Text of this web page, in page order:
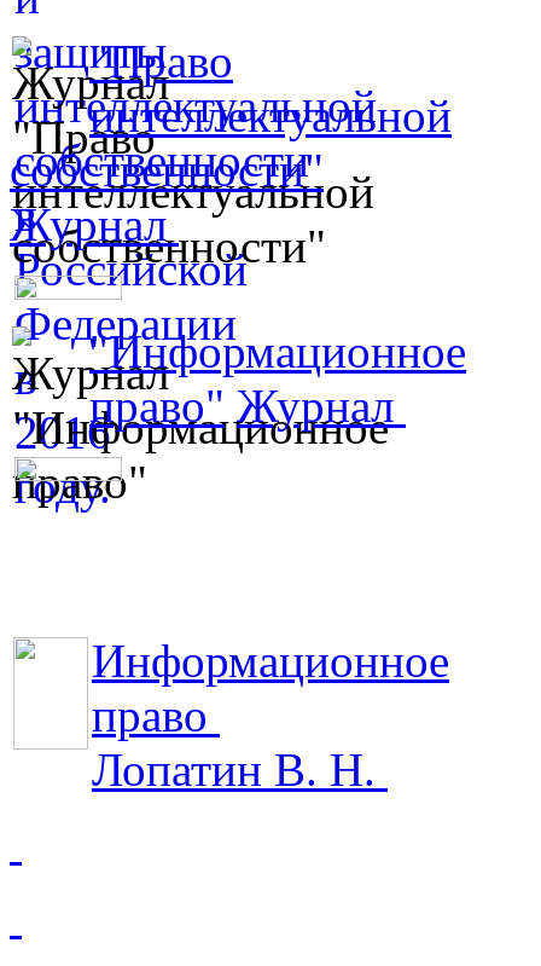
"Право
интеллектуальной
собственности"
Журнал
"Информационное
право" Журнал
Информационное
право
Лопатин В. Н.